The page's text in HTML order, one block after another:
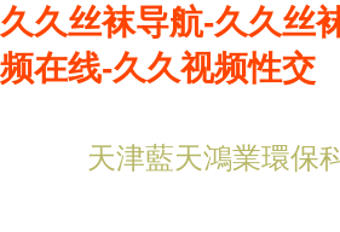
久久丝袜导航-久久丝
频在线-久久视频性交
天津藍天鴻業環保